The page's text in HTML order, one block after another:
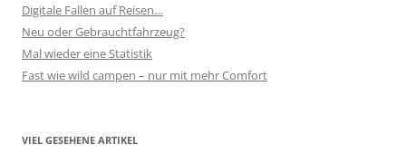
Digitale Fallen auf Reisen…
Neu oder Gebrauchtfahrzeug?
Mal wieder eine Statistik
Fast wie wild campen – nur mit mehr Comfort
VIEL GESEHENE ARTIKEL